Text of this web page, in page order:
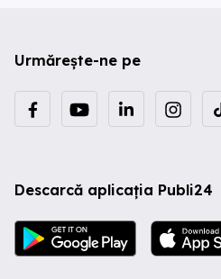
Urmărește-ne pe
Descarcă aplicația Publi24